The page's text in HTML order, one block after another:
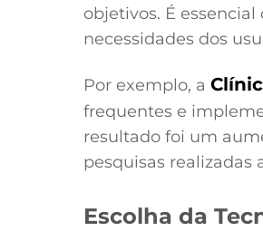
objetivos. É
necessidades dos
Por exemplo, a
frequentes e
resultado foi um
pesquisas realizadas
Escolha da